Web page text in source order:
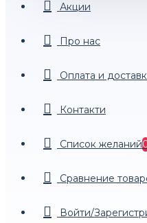
Акции
Про нас
Оплата и
Контакти
Список желаний
Сравнение
Войти/